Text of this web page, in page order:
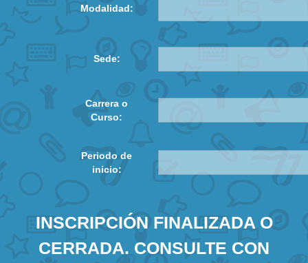
Modalidad:
Sede:
Carrera o
Curso:
Periodo de
inicio:
INSCRIPCIÓN FINALIZADA O
CERRADA. CONSULTE CON